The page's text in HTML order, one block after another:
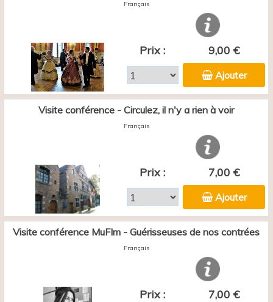
Français
Prix : 9,00 €
Ajouter
Visite conférence - Circulez, il n'y a rien à voir
Français
Prix : 7,00 €
Ajouter
Visite conférence MuFIm - Guérisseuses de nos contrées
Français
Prix : 7,00 €